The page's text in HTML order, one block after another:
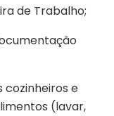
de Trabalho;
cozinheiros e
(lavar,